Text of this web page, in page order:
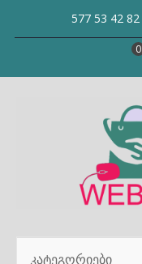
577 53 42 82
0